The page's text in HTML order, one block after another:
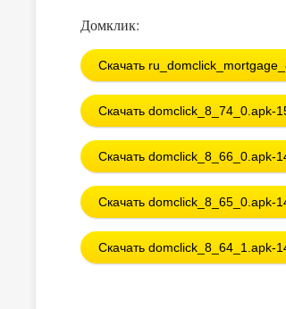
Домклик:
Скачать
Скачать domclick_8_74_0.apk-
Скачать domclick_8_66_0.apk-
Скачать domclick_8_65_0.apk-
Скачать domclick_8_64_1.apk-